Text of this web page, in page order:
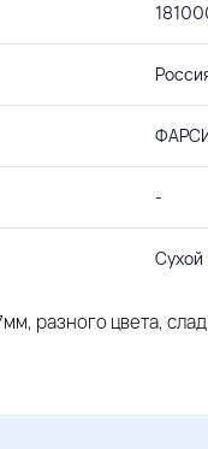
-
Сухой
разного цвета,